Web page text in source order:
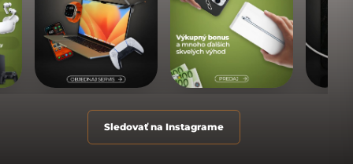
Sledovať na Instagrame